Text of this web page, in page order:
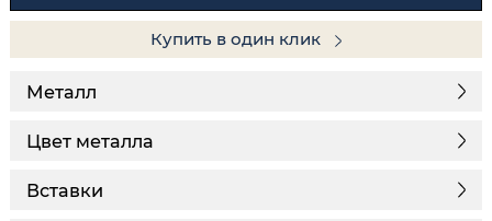
Купить в один клик
Металл
Цвет металла
Вставки